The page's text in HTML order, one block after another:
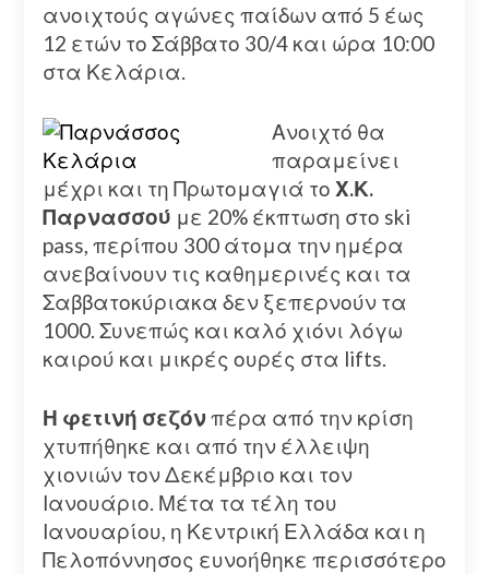
ανοιχτούς αγώνες παίδων από 5 έως
12 ετών το Σάββατο 30/4 και ώρα 10:00
στα Κελάρια.
Ανοιχτό θα
παραμείνει
μέχρι και τη Πρωτομαγιά το Χ.Κ.
Παρνασσού με 20% έκπτωση στο ski
pass, περίπου 300 άτομα την ημέρα
ανεβαίνουν τις καθημερινές και τα
Σαββατοκύριακα δεν ξεπερνούν τα
1000. Συνεπώς και καλό χιόνι λόγω
καιρού και μικρές ουρές στα lifts.
Η φετινή σεζόνπέρα από την κρίση
χτυπήθηκε και από την έλλειψη
χιονιών τον Δεκέμβριο και τον
Ιανουάριο. Μέτα τα τέλη του
Ιανουαρίου, η Κεντρική Ελλάδα και η
Πελοπόννησος ευνοήθηκε περισσότερο